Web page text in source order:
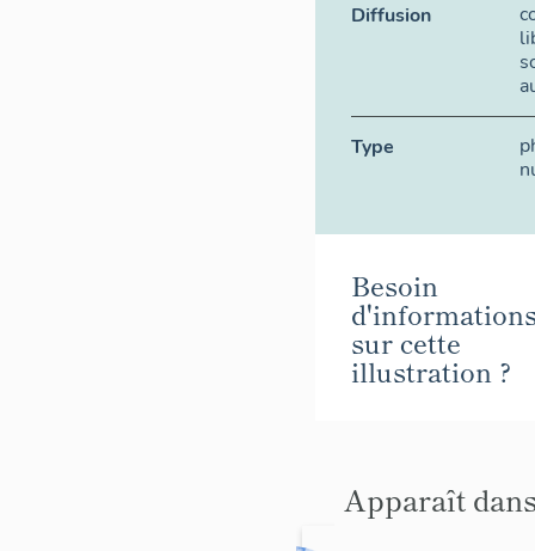
Diffusion
Type
Besoin
sur cette
illustration ?
Apparaît